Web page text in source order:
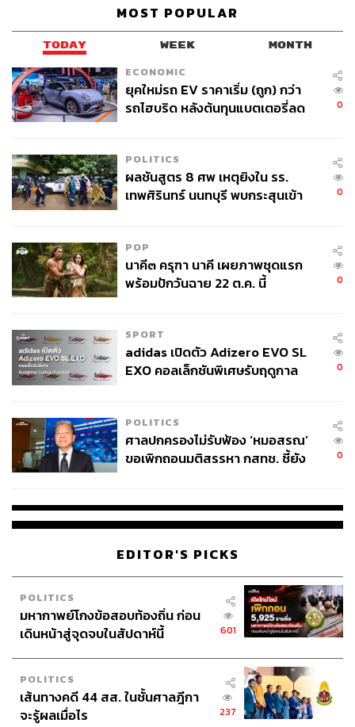
การเดินทางไปครั้งนั้นของเขาเป็นเพราะจับ ‘สัญญาณ’ บาง
อย่างได้ว่ามีโอกาสที่เขาจะได้ตัวศูนย์หน้าซูเปอร์สตาร์อย่างค
ลินส์มันน์มาร่วมทีม เพราะกองหน้าเยอรมันเริ่มไม่มีความสุข
กับการเล่นในทีมโมนาโก ภายใต้การนำของอาร์แซน เวน
เกอร์ โดยที่ตัวเขาเองก็ต้องการนักเตะดังๆ สักคนมาเพื่อ
กระตุ้นทีมที่ประสบปัญหาผลงานเลวร้ายของสเปอร์ส
ใครสักคน กดโทรออกหาคลินส์มันน์ด้วยตัวเอง
“เรือของผมจอดอยู่ที่ท่าพอดี คุณพอจะมีเวลามาเจอกันสัก
ด้วยความประหลาดใจ แต่ก็อยู่ไม่ไกลกัน เพราะอะพาร์ตเมน
ต์ของคลินส์มันน์ อยู่ในระยะเดินไปถึงท่าเรือแบบไม่ทัน
เหนื่อย ก่อนที่ชูการ์จะสั่งให้คนเรือชง ‘คาปูชิโน’ ให้กับสตาร์
อย่างที่บอกคนหนึ่งไม่มีความสุขกับทีม อีกคนก็มองหาใคร
สักคนที่ดังพอ และอังกฤษก็เป็นประเทศที่คิลนส์มันน์ไม่เคยไป
มันเลยทำให้ทุกอย่างดูราบรื่นไปหมด
บทสนทนาจบลงด้วยการตกลงกันระหว่างชูการ์และคลินส์มัน
น์ ส่วนเรื่องการเจรจากับโมนาโกในเรื่องค่าตัวไม่ใช่ปัญหา
ใหญ่ สิ่งที่สเปอร์สต้องจ่ายคือเงิน 2 ล้านปอนด์ที่ไม่ได้น้อยแต่
ตอนนั้นเป็นของคริส ซัตตัน 5 ล้านปอนด์จากนอริชไปแบ
ล็คเบิร์น โรเวอร์ส)
ก่อนที่คลินส์มันน์จะเดินทางมาเปิดตัวกับสเปอร์สที่ไวท์ ฮาร์ท
เลน และกลายเป็นข่าวช็อกวงการ โดยเฉพาะแฟนทีมไก่เดือย
ทองที่แทบไม่อยากเชื่อสายตาว่าทีมของเขาจะได้ซูเปอร์ส
ตาร์ระดับนี้เข้ามาจริงๆ
สิ่งที่เกิดขึ้นตามมา? บางทีเราอาจจะเรียกได้ว่าเป็น
‘ปรากฏการณ์’
MOST POPULAR
TODAY WEEK MONTH
ECONOMIC
ยุคใหม่รถ EV ราคาเริ่ม (ถูก) กว่า
รถไฮบริด หลังต้นทุนแบตเตอรี่ลด
0
POLITICS
ผลชันสูตร 8 ศพ เหตุยิงใน รร.
เทพศิรินทร์ นนทบุรี พบกระสุนเข้า
0
POP
นาคี๓ ครุฑา นาคี เผยภาพชุดแรก
พร้อมปักวันฉาย 22 ต.ค. นี้
0
SPORT
adidas เปิดตัว Adizero EVO SL
EXO คอลเล็กชันพิเศษรับฤดูกาล
0
POLITICS
ศาลปกครองไม่รับฟ้อง ‘หมอสรณ’
ขอเพิกถอนมติสรรหา กสทช. ชี้ยัง
0
EDITOR'S PICKS
POLITICS
มหากาพย์โกงข้อสอบท้องถิ่น ก่อน
เดินหน้าสู่จุดจบในสัปดาห์นี้
601
POLITICS
เส้นทางคดี 44 สส. ในชั้นศาลฎีกา
จะรู้ผลเมื่อไร
237